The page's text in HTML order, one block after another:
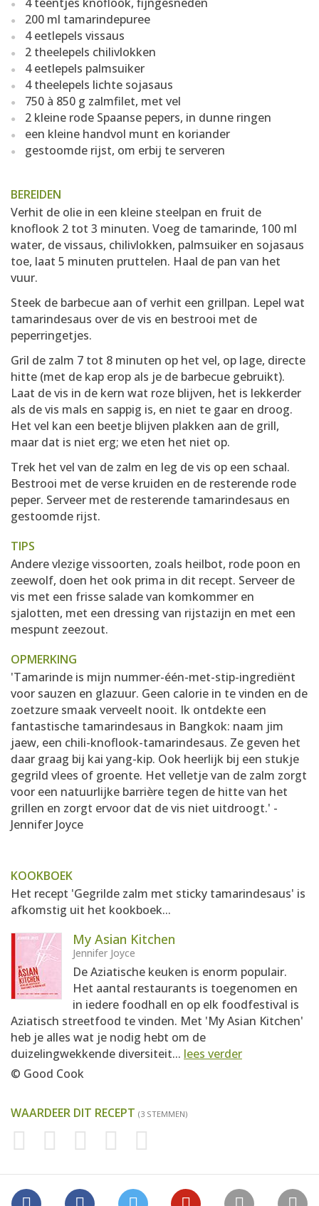
200 ml tamarindepuree
4 eetlepels vissaus
2 theelepels chilivlokken
4 eetlepels palmsuiker
4 theelepels lichte sojasaus
750 à 850 g zalmfilet, met vel
2 kleine rode Spaanse pepers, in dunne ringen
een kleine handvol munt en koriander
gestoomde rijst, om erbij te serveren
BEREIDEN
Verhit de olie in een kleine steelpan en fruit de
knoflook 2 tot 3 minuten. Voeg de tamarinde, 100 ml
water, de vissaus, chilivlokken, palmsuiker en sojasaus
toe, laat 5 minuten pruttelen. Haal de pan van het
vuur.
Steek de barbecue aan of verhit een grillpan. Lepel wat
tamarindesaus over de vis en bestrooi met de
peperringetjes.
Gril de zalm 7 tot 8 minuten op het vel, op lage, directe
hitte (met de kap erop als je de barbecue gebruikt).
Laat de vis in de kern wat roze blijven, het is lekkerder
als de vis mals en sappig is, en niet te gaar en droog.
Het vel kan een beetje blijven plakken aan de grill,
maar dat is niet erg; we eten het niet op.
Trek het vel van de zalm en leg de vis op een schaal.
Bestrooi met de verse kruiden en de resterende rode
peper. Serveer met de resterende tamarindesaus en
gestoomde rijst.
TIPS
Andere vlezige vissoorten, zoals heilbot, rode poon en
zeewolf, doen het ook prima in dit recept. Serveer de
vis met een frisse salade van komkommer en
sjalotten, met een dressing van rijstazijn en met een
mespunt zeezout.
OPMERKING
'Tamarinde is mijn nummer-één-met-stip-ingrediënt
voor sauzen en glazuur. Geen calorie in te vinden en de
zoetzure smaak verveelt nooit. Ik ontdekte een
fantastische tamarindesaus in Bangkok: naam jim
jaew, een chili-knoflook-tamarindesaus. Ze geven het
daar graag bij kai yang-kip. Ook heerlijk bij een stukje
gegrild vlees of groente. Het velletje van de zalm zorgt
voor een natuurlijke barrière tegen de hitte van het
grillen en zorgt ervoor dat de vis niet uitdroogt.' -
Jennifer Joyce
KOOKBOEK
Het recept 'Gegrilde zalm met sticky tamarindesaus' is
afkomstig uit het kookboek...
My Asian Kitchen
Jennifer Joyce
De Aziatische keuken is enorm populair.
Het aantal restaurants is toegenomen en
in iedere foodhall en op elk foodfestival is
Aziatisch streetfood te vinden. Met 'My Asian Kitchen'
heb je alles wat je nodig hebt om de
duizelingwekkende diversiteit... lees verder
© Good Cook
WAARDEER DIT RECEPT (3 STEMMEN)